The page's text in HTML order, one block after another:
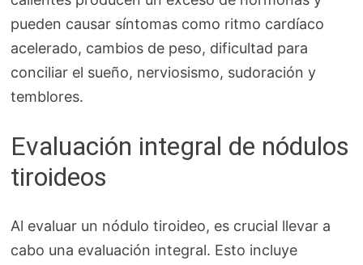
pueden causar síntomas como ritmo cardíaco
acelerado, cambios de peso, dificultad para
conciliar el sueño, nerviosismo, sudoración y
temblores.
Evaluación integral de nódulos
tiroideos
Al evaluar un nódulo tiroideo, es crucial llevar a
cabo una evaluación integral. Esto incluye